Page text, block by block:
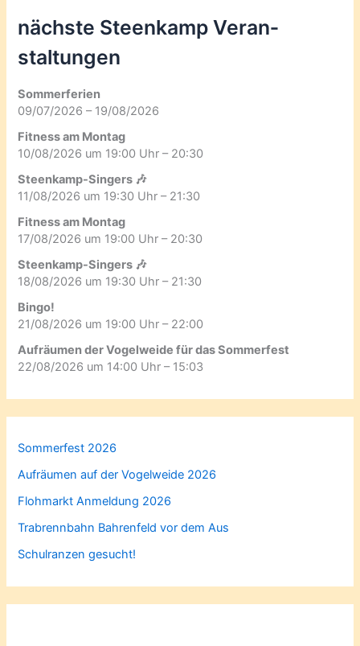
nächste Steenkamp Veran­
staltungen
Sommerferien
09/07/2026 – 19/08/2026
Fitness am Montag
10/08/2026 um 19:00 Uhr – 20:30
Steenkamp-Singers 🎶
11/08/2026 um 19:30 Uhr – 21:30
Fitness am Montag
17/08/2026 um 19:00 Uhr – 20:30
Steenkamp-Singers 🎶
18/08/2026 um 19:30 Uhr – 21:30
Bingo!
21/08/2026 um 19:00 Uhr – 22:00
Aufräumen der Vogelweide für das Sommerfest
22/08/2026 um 14:00 Uhr – 15:03
Sommerfest 2026
Aufräumen auf der Vogelweide 2026
Flohmarkt Anmeldung 2026
Trabrennbahn Bahrenfeld vor dem Aus
Schulranzen gesucht!